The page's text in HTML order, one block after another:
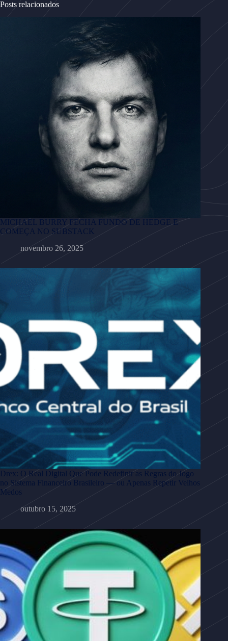
Posts relacionados
MICHAEL BURRY FECHA FUNDO DE HEDGE E
COMEÇA NO SUBSTACK
novembro 26, 2025
Drex: O Real Digital Que Pode Redefinir as Regras do Jogo
no Sistema Financeiro Brasileiro — ou Apenas Repetir Velhos
Medos
outubro 15, 2025